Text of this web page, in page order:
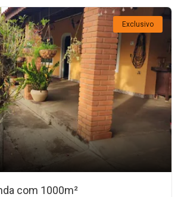
Exclusivo
com 1000m²